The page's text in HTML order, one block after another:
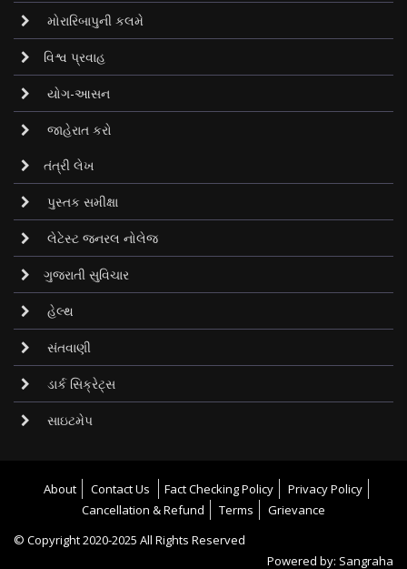
મોરારિબાપુની કલમે
વિશ્વ પ્રવાહ
યોગ-આસન
જાહેરાત કરો
તંત્રી લેખ
પુસ્તક સમીક્ષા
લેટેસ્ટ જનરલ નોલેજ
ગુજરાતી સુવિચાર
હેલ્થ
સંતવાણી
ડાર્ક સિક્રેટ્‌સ
સાઇટમેપ
About Contact Us Fact Checking Policy
Privacy Policy
Cancellation & Refund
Terms
Grievance
© Copyright2020-2025 All Rights Reserved
Powered by: Sangraha